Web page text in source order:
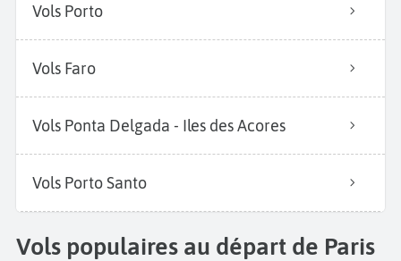
Vols Porto
Vols Faro
Vols Ponta Delgada - Iles des Acores
Vols Porto Santo
Vols populaires au départ de Paris